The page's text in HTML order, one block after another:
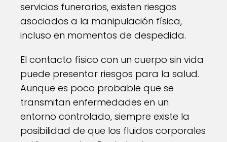
servicios funerarios, existen riesgos
asociados a la manipulación física,
incluso en momentos de despedida.
El contacto físico con un cuerpo sin vida
puede presentar riesgos para la salud.
Aunque es poco probable que se
transmitan enfermedades en un
entorno controlado, siempre existe la
posibilidad de que los fluidos corporales